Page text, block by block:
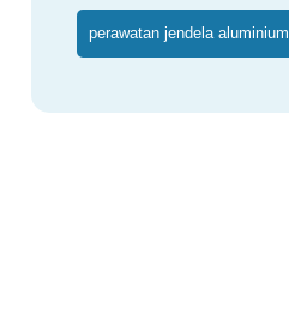
perawatan jendela aluminium